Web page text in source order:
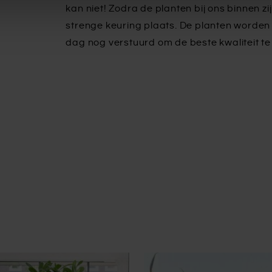
kan niet! Zodra de planten bij ons binnen
strenge keuring plaats. De planten
dag nog verstuurd om de beste kwaliteit